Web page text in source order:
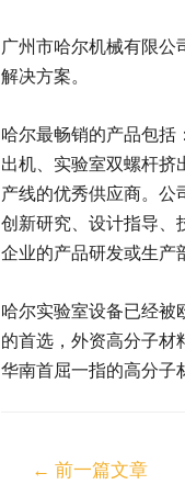
广州市哈尔机械有限公
解决方案。
哈尔最畅销的产品包
出机、实验室双螺杆
产线的优秀供应商。公
创新研究、设计指导、
企业的产品研发或生产
哈尔实验室设备已经被
的首选，外资高分子材
华南首屈一指的高分子
← 前一篇文章